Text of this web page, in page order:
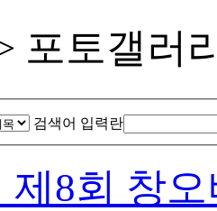
포토갤러
검색어 입력란
제8회 창